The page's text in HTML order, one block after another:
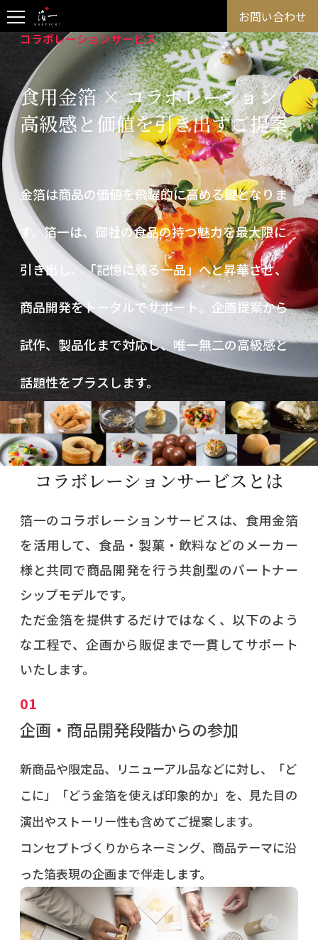
お問い合わせ
コラボレーションサービス
食用金箔 × コラボレーション
高級感と価値を引き出すご提案
金箔は商品の価値を飛躍的に高める鍵となりま
す。箔一は、御社の食品の持つ魅力を最大限に
引き出し、「記憶に残る一品」へと昇華させ、
商品開発をトータルでサポート。企画提案から
試作、製品化まで対応し、唯一無二の高級感と
話題性をプラスします。
コラボレーションサービスとは
箔一のコラボレーションサービスは、食用金箔
を活用して、食品・製菓・飲料などのメーカー
様と共同で商品開発を行う共創型のパートナー
シップモデルです。
ただ金箔を提供するだけではなく、以下のよう
な工程で、企画から販促まで一貫してサポート
いたします。
01
企画・商品開発段階からの参加
新商品や限定品、リニューアル品などに対し、「ど
こに」「どう金箔を使えば印象的か」を、見た目の
演出やストーリー性も含めてご提案します。
コンセプトづくりからネーミング、商品テーマに沿
った箔表現の企画まで伴走します。